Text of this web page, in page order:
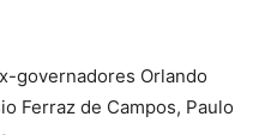
governadores Orlando
Ferraz de Campos, Paulo